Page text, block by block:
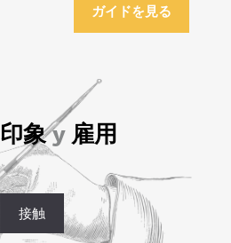
ガイドを見る
印象y 雇用
接触